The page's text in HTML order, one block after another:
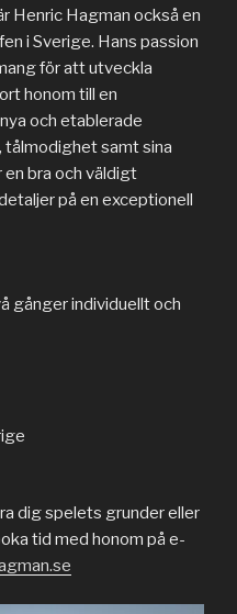
Henric Hagman också en
i Sverige. Hans passion
för att utveckla
honom till en
och etablerade
samt sina
en bra och väldigt
på en exceptionell
gånger individuellt och
dig spelets grunder eller
tid med honom på e-